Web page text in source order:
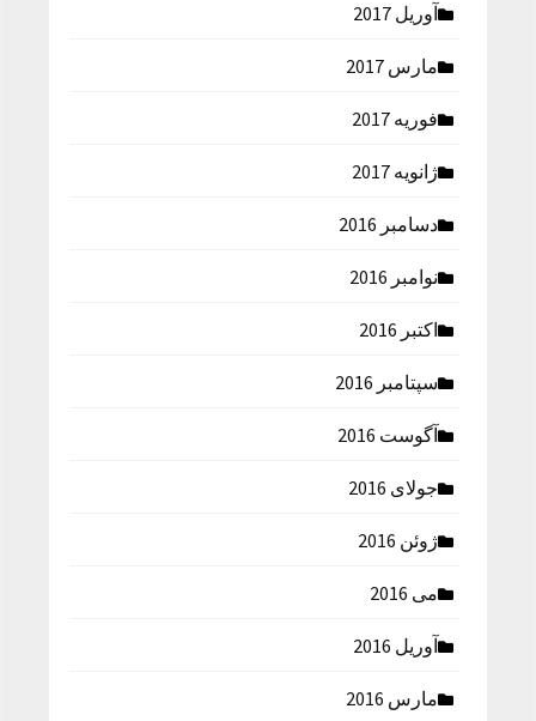
آوریل 2017
مارس 2017
فوریه 2017
ژانویه 2017
دسامبر 2016
نوامبر 2016
اکتبر 2016
سپتامبر 2016
آگوست 2016
جولای 2016
ژوئن 2016
می 2016
آوریل 2016
مارس 2016